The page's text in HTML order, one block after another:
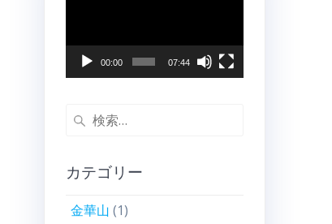
レ
ヤ
00:00 07:44
検
カテゴリー
金華山 (1)